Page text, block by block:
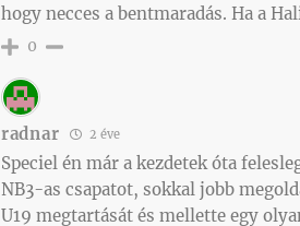
hogy necces a bentmaradás. Ha a
0
radnar 2 éve
Speciel én már a kezdetek óta
NB3-as csapatot, sokkal jobb
U19 megtartását és mellette egy